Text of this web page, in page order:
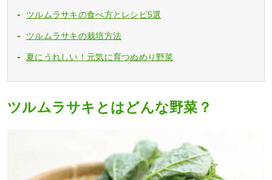
ツルムラサキの食べ方とレシピ5選
ツルムラサキの栽培方法
夏にうれしい！元気に育つぬめり野菜
ツルムラサキとはどんな野菜？